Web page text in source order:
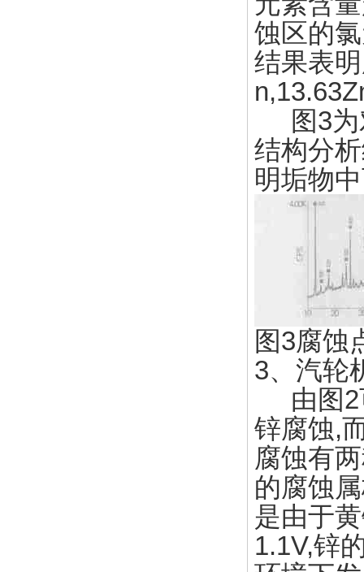
蚀区的
结果表
图3为
结构分
明垢物
图3腐蚀
3、汽轮
由图2
锌腐蚀,
腐蚀有
的腐蚀
是由于
1.1V,锌